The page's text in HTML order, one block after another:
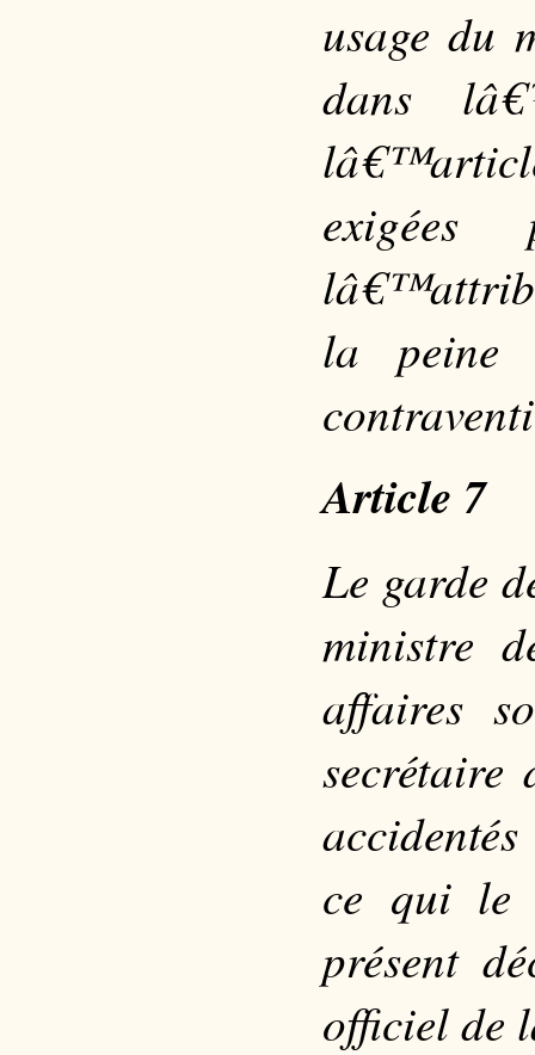
usage du
dans
la peine
Article 7
Le garde
ministre
affaires
ce qui le
présent
officiel de